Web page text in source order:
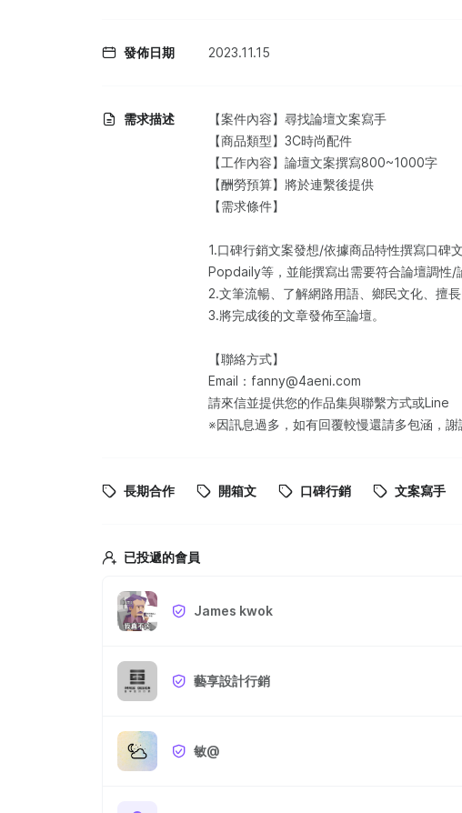
發佈日期 2023.11.15
需求描述
【案件內容】尋找論壇文案寫手
【商品類型】3C時尚配件
【工作內容】論壇文案撰寫800~1000字
【酬勞預算】將於連繫後提供
【需求條件】
1.口碑行銷文案發想/依據商品特性撰寫口碑
Popdaily等，並能撰寫出需要符合論壇調性/
2.文筆流暢、了解網路用語、鄉民文化、擅
3.將完成後的文章發佈至論壇。
【聯絡方式】
Email：fanny@4aeni.com
請來信並提供您的作品集與聯繫方式或Line
※因訊息過多，如有回覆較慢還請多包涵，謝
長期合作 開箱文 口碑行銷 文案寫手
已投遞的會員
James kwok
藝享設計行銷
敏@